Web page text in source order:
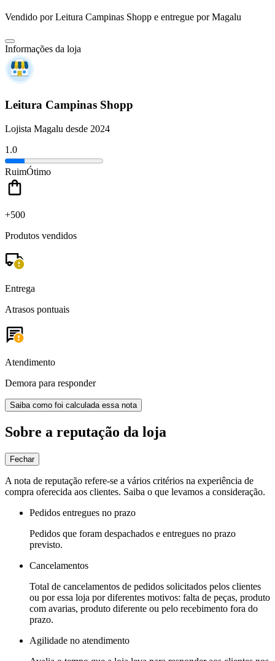
Vendido porLeitura Campinas Shopp e entregue por Magalu
Informações da loja
Leitura Campinas Shopp
Lojista Magalu desde 2024
1.0
RuimÓtimo
+500
Produtos vendidos
Entrega
Atrasos pontuais
Atendimento
Demora para responder
Saiba como foi calculada essa nota
Sobre a reputação da loja
Fechar
A nota de reputação refere-se a vários critérios na experiência de
compra oferecida aos clientes. Saiba o que levamos a consideração.
Pedidos entregues no prazo
Pedidos que foram despachados e entregues no prazo
previsto.
Cancelamentos
Total de cancelamentos de pedidos solicitados pelos clientes
ou por essa loja por diferentes motivos: falta de peças, produto
com avarias, produto diferente ou pelo recebimento fora do
prazo.
Agilidade no atendimento